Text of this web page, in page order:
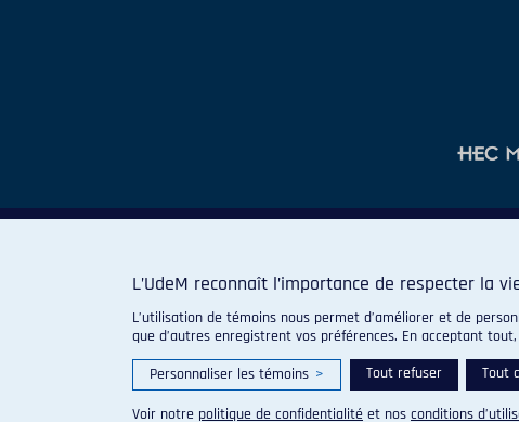
L’UdeM reconnaît l’importance de respecter la
L’utilisation de témoins nous permet d’améliorer et de
que d’autres enregistrent vos préférences. En acceptant
Personnaliser les témoins > Tout refuser Tout
Voir notre politique de confidentialité et nos conditions